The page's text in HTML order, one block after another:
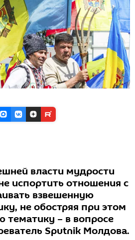
власти мудрости
испортить отношения с
взвешенную
не обостряя при этом
тематику – в вопросе
Sputnik Молдова.